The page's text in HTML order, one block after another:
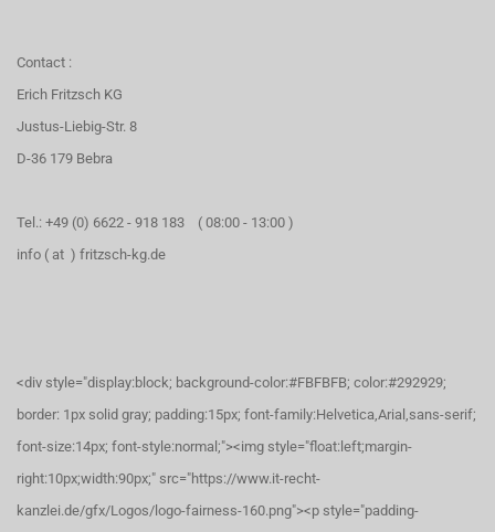
Contact :
Erich Fritzsch KG
Justus-Liebig-Str. 8
D-36 179 Bebra
Tel.: +49 (0) 6622 - 918 183 ( 08:00 - 13:00 )
info ( at ) fritzsch-kg.de
<div style="display:block; background-color:#FBFBFB; color:#292929;
border: 1px solid gray; padding:15px; font-family:Helvetica,Arial,sans-serif;
font-size:14px; font-style:normal;"><img style="float:left;margin-
right:10px;width:90px;" src="https://www.it-recht-
kanzlei.de/gfx/Logos/logo-fairness-160.png"><p style="padding-